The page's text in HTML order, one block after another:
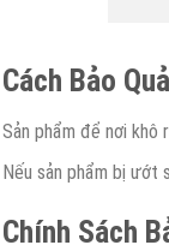
Cách Bảo
Sản phẩm để nơi khô
Nếu sản phẩm bị ướt
Chính Sách